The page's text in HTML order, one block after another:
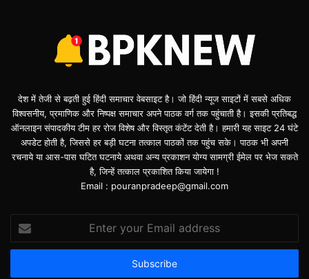
देश में तेजी से बढ़ती हुई हिंदी समाचार वेबसाइट है। जो हिंदी न्यूज साइटों में सबसे अधिक
विश्वसनीय, प्रमाणिक और निष्पक्ष समाचार अपने पाठक वर्ग तक पहुंचाती है। इसकी प्रतिबद्ध
ऑनलाइन संपादकीय टीम हर रोज विशेष और विस्तृत कंटेंट देती है। हमारी यह साइट 24 घंटे
अपडेट होती है, जिससे हर बड़ी घटना तत्काल पाठकों तक पहुंच सके। पाठक भी अपनी
रचनाये या आस-पास घटित घटनाये अथवा अन्य प्रकाशन योग्य सामग्री ईमेल पर भेज सकते
है, जिन्हें तत्काल प्रकाशित किया जायेगा !
Email : pouranpradeep@gmail.com
your
Email